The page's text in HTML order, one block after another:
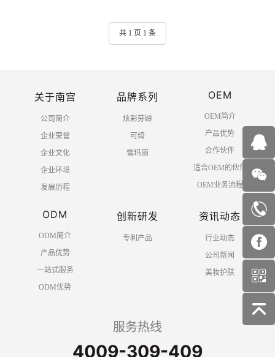
共 1 页 1 条
关于南宫
公司简介
企业荣誉
企业文化
企业环境
发展历程
品牌系列
炫彩芬龄
可绮
雪玛丽
OEM
OEM简介
产品优势
合作伙伴
适合OEM的伙伴
OEM业务流程
ODM
ODM简介
产品优势
一站式服务
ODM优势
创新研发
专利产品
资讯动态
行业动态
公司新闻
美妆护肤
服务热线
4009-309-409